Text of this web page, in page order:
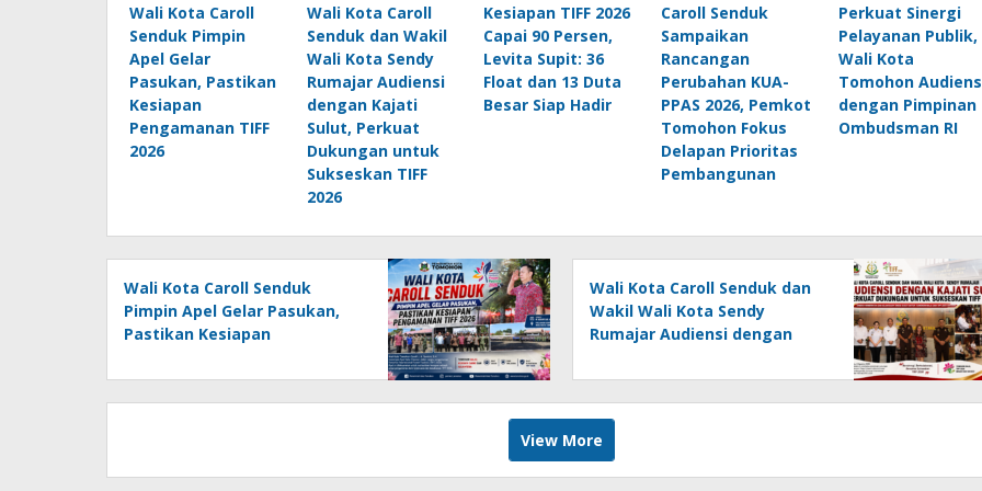
Wali Kota Caroll
Senduk Pimpin
Apel Gelar
Pasukan, Pastikan
Kesiapan
Pengamanan TIFF
2026
Wali Kota Caroll
Senduk dan Wakil
Wali Kota Sendy
Rumajar Audiensi
dengan Kajati
Sulut, Perkuat
Dukungan untuk
Sukseskan TIFF
2026
Kesiapan TIFF 2026
Capai 90 Persen,
Levita Supit: 36
Float dan 13 Duta
Besar Siap Hadir
Caroll Senduk
Sampaikan
Rancangan
Perubahan KUA-
PPAS 2026, Pemkot
Tomohon Fokus
Delapan Prioritas
Pembangunan
Perkuat Sinergi
Pelayanan Publik,
Wali Kota
Tomohon
dengan Pimpinan
Ombudsman RI
Wali Kota Caroll Senduk
Pimpin Apel Gelar Pasukan,
Pastikan Kesiapan
Wali Kota Caroll Senduk dan
Wakil Wali Kota Sendy
Rumajar Audiensi dengan
Dukungan untuk Sukseskan
TIFF 2026
View More